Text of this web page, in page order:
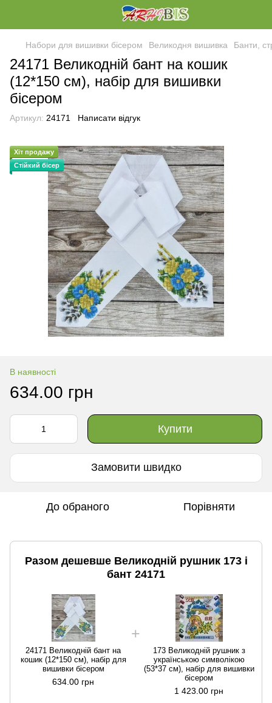
Набори для вишивки бісером Великодня вишивка Банти,
24171 Великодній бант на кошик
(12*150 см), набір для вишивки
бісером
Артикул: 24171 Написати відгук
Хіт продажу
Стійкий бісер
В наявності
634.00 грн
Купити
Замовити швидко
До обраного Порівняти
Разом дешевше Великодній рушник 173 і
бант 24171
24171 Великодній бант на
кошик (12*150 см), набір для
вишивки бісером
634.00 грн
173 Великодній рушник з
українською символікою
(53*37 см), набір для вишивки
бісером
1 423.00 грн